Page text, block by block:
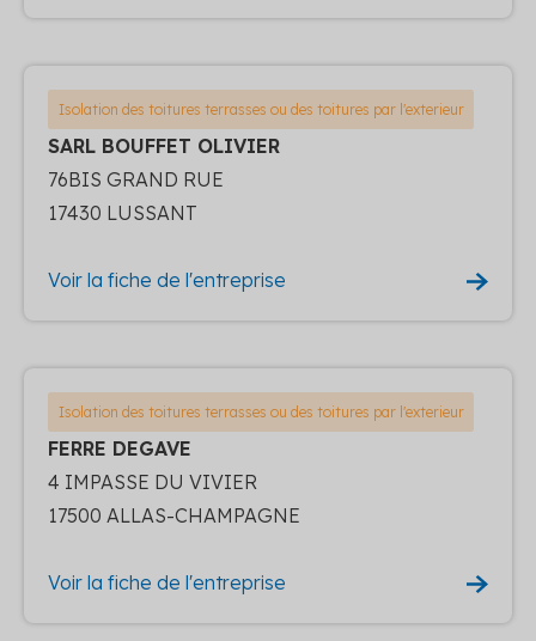
Isolation des toitures terrasses ou des toitures par l'exterieur
SARL BOUFFET OLIVIER
76BIS GRAND RUE
17430 LUSSANT
Voir la fiche de l'entreprise
Isolation des toitures terrasses ou des toitures par l'exterieur
FERRE DEGAVE
4 IMPASSE DU VIVIER
17500 ALLAS-CHAMPAGNE
Voir la fiche de l'entreprise